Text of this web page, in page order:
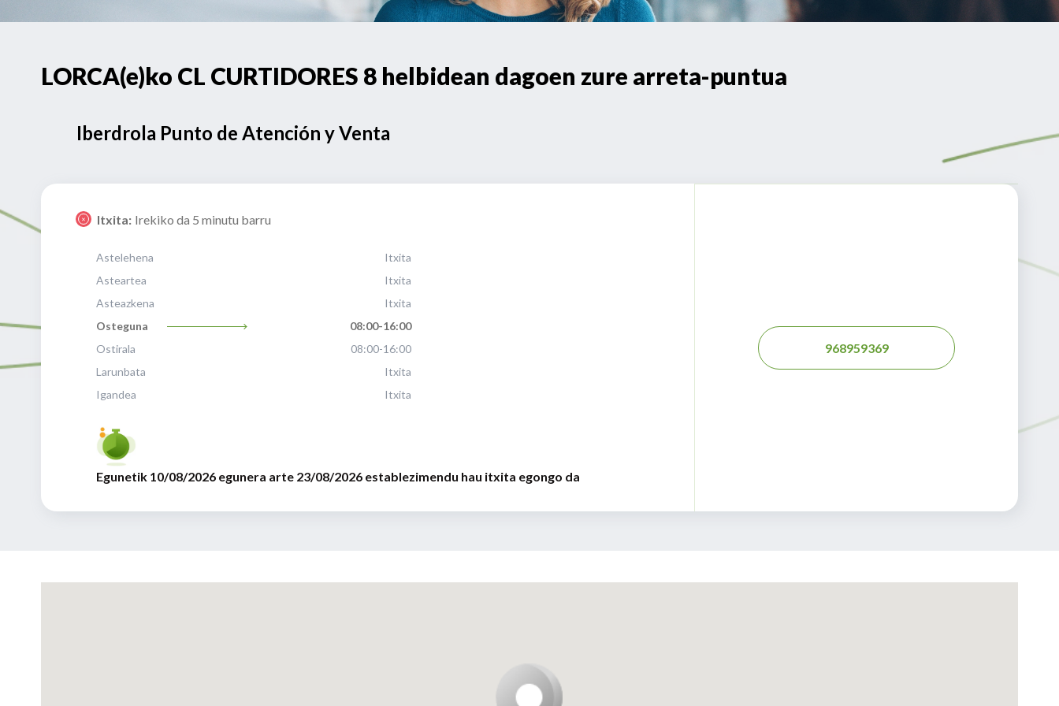
LORCA(e)ko CL CURTIDORES 8 helbidean dagoen zure arreta-puntua
Iberdrola Punto de Atención y Venta
Itxita: Irekiko da 5 minutu barru
Astelehena
Itxita
Asteartea
Itxita
Asteazkena
Itxita
Osteguna
08:00-16:00
Ostirala
08:00-16:00
Larunbata
Itxita
Igandea
Itxita
Egunetik 10/08/2026 egunera arte 23/08/2026 establezimendu hau itxita egongo da
968959369